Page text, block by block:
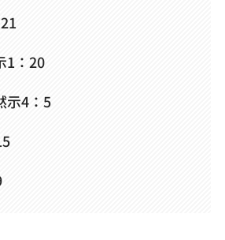
1：20
示4：5